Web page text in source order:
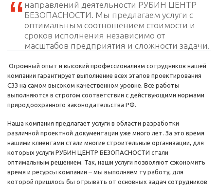
направлений деятельности РУБИН ЦЕНТР
БЕЗОПАСНОСТИ. Мы предлагаем услуги с
оптимальным соотношением стоимости и
сроков исполнения независимо от
масштабов предприятия и сложности задачи.
Огромный опыт и высокий профессионализм сотрудников нашей
компании гарантирует выполнение всех этапов проектирования
СЗЗ на самом высоком качественном уровне. Все работы
выполняются в строгом соответствии с действующими нормами
природоохранного законодательства РФ.
Наша компания предлагает услуги в области разработки
различной проектной документации уже много лет. За это время
нашими клиентами стали многие строительные организации, для
которых услуги РУБИН ЦЕНТР БЕЗОПАСНОСТИ стали
оптимальным решением. Так, наши услуги позволяют сэкономить
время и ресурсы компании – мы выполняем ту работу, для
которой пришлось бы отрывать от основных задач сотрудников